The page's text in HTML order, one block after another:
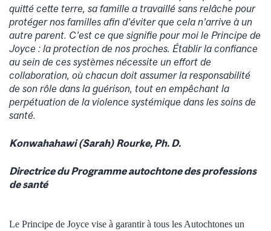
quitté cette terre, sa famille a travaillé sans relâche pour
protéger nos familles afin d’éviter que cela n’arrive à un
autre parent. C’est ce que signifie pour moi le Principe de
Joyce : la protection de nos proches. Établir la confiance
au sein de ces systèmes nécessite un effort de
collaboration, où chacun doit assumer la responsabilité
de son rôle dans la guérison, tout en empêchant la
perpétuation de la violence systémique dans les soins de
santé.
Konwahahawi (Sarah) Rourke, Ph. D.
Directrice du Programme autochtone des professions
de santé
Le Principe de Joyce vise à garantir à tous les Autochtones un